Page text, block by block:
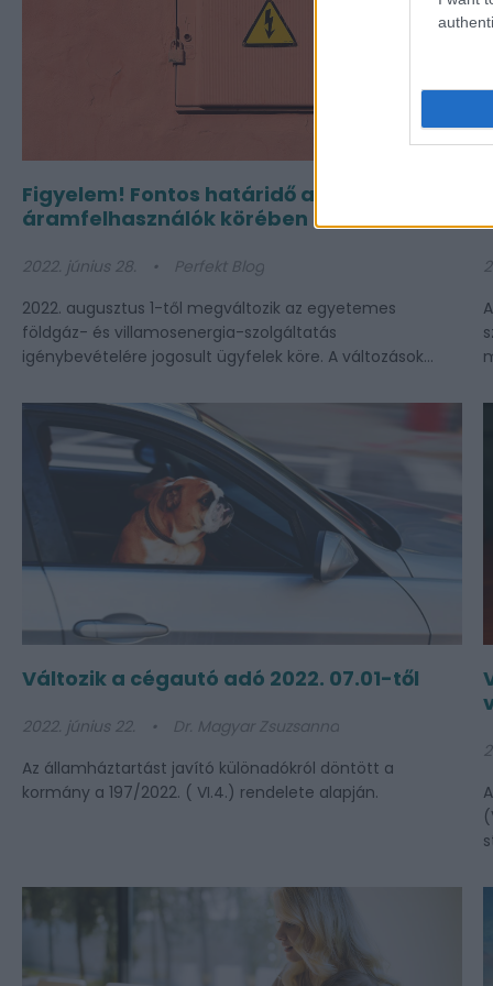
Figyelem! Fontos határidő a gáz és
áramfelhasználók körében
2022. június 28.
Perfekt Blog
2022. augusztus 1-től megváltozik az egyetemes
földgáz- és villamosenergia-szolgáltatás
igénybevételére jogosult ügyfelek köre. A változások...
Változik a cégautó adó 2022. 07.01-től
2022. június 22.
Dr. Magyar Zsuzsanna
Az államháztartást javító különadókról döntött a
kormány a 197/2022. ( VI.4.) rendelete alapján.